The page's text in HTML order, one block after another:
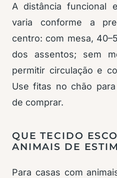
A distância funcional
varia conforme a
centro: com mesa,
dos assentos; sem
permitir circulação e
Use fitas no chão
de comprar.
QUE TECIDO
ANIMAIS DE
Para casas com